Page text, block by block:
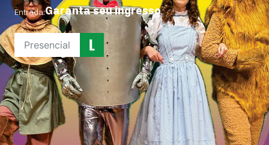
Entrada:Garanta seu ingresso
Presencial